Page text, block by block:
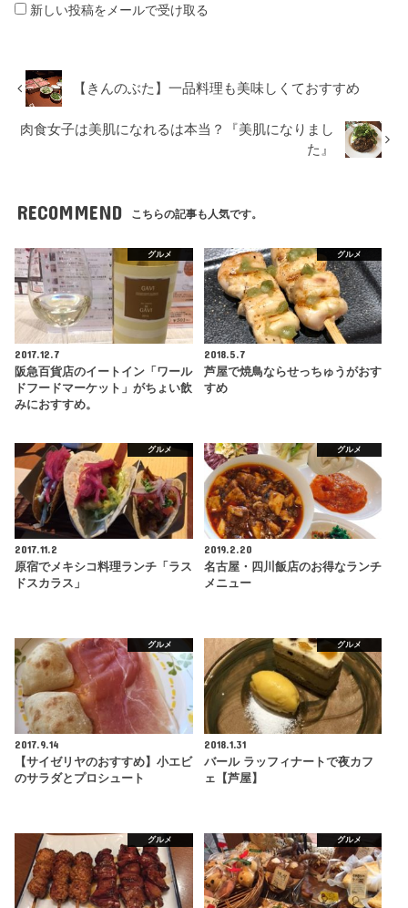
新しい投稿をメールで受け取る
【きんのぶた】一品料理も美味しくておすすめ
肉食女子は美肌になれるは本当？『美肌になりまし
た』
RECOMMEND こちらの記事も人気です。
グルメ
2017.12.7
阪急百貨店のイートイン「ワール
ドフードマーケット」がちょい飲
みにおすすめ。
グルメ
2018.5.7
芦屋で焼鳥ならせっちゅうがおす
すめ
グルメ
2017.11.2
原宿でメキシコ料理ランチ「ラス
ドスカラス」
グルメ
2019.2.20
名古屋・四川飯店のお得なランチ
メニュー
グルメ
2017.9.14
【サイゼリヤのおすすめ】小エビ
のサラダとプロシュート
グルメ
2018.1.31
バール ラッフィナートで夜カフ
ェ【芦屋】
グルメ グルメ